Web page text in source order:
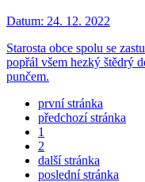
Datum: 24. 12. 2022
Starosta obce spolu se
popřál všem hezký štědrý
punčem.
první stránka
předchozí stránka
1
2
další stránka
poslední stránka